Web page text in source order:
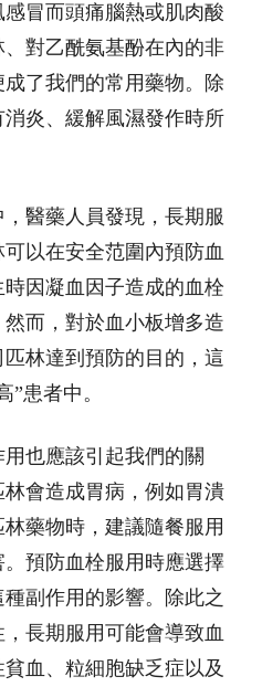
冒而頭痛腦熱或肌肉酸
對乙酰氨基酚在內的非
了我們的常用藥物。除
炎、緩解風濕發作時所
醫藥人員發現，長期服
以在安全范圍內預防血
因凝血因子造成的血栓
而，對於血小板增多造
林達到預防的目的，這
患者中。
也應該引起我們的關
會造成胃病，例如胃潰
藥物時，建議隨餐服用
預防血栓服用時應選擇
副作用的影響。除此之
長期服用可能會導致血
血、粒細胞缺乏症以及